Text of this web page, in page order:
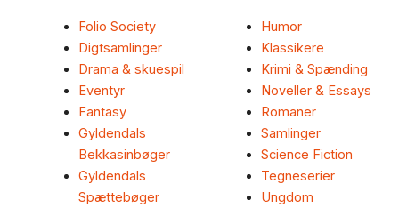
Folio Society
Digtsamlinger
Drama & skuespil
Eventyr
Fantasy
Gyldendals
Bekkasinbøger
Gyldendals
Spættebøger
Humor
Klassikere
Krimi & Spænding
Noveller & Essays
Romaner
Samlinger
Science Fiction
Tegneserier
Ungdom